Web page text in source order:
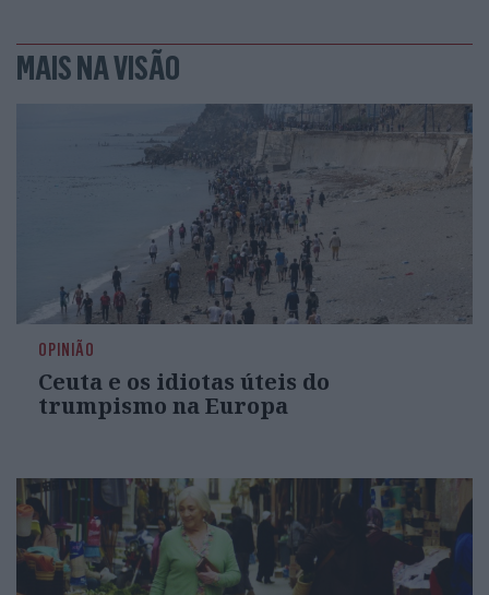
MAIS NA VISÃO
OPINIÃO
Ceuta e os idiotas úteis do
trumpismo na Europa